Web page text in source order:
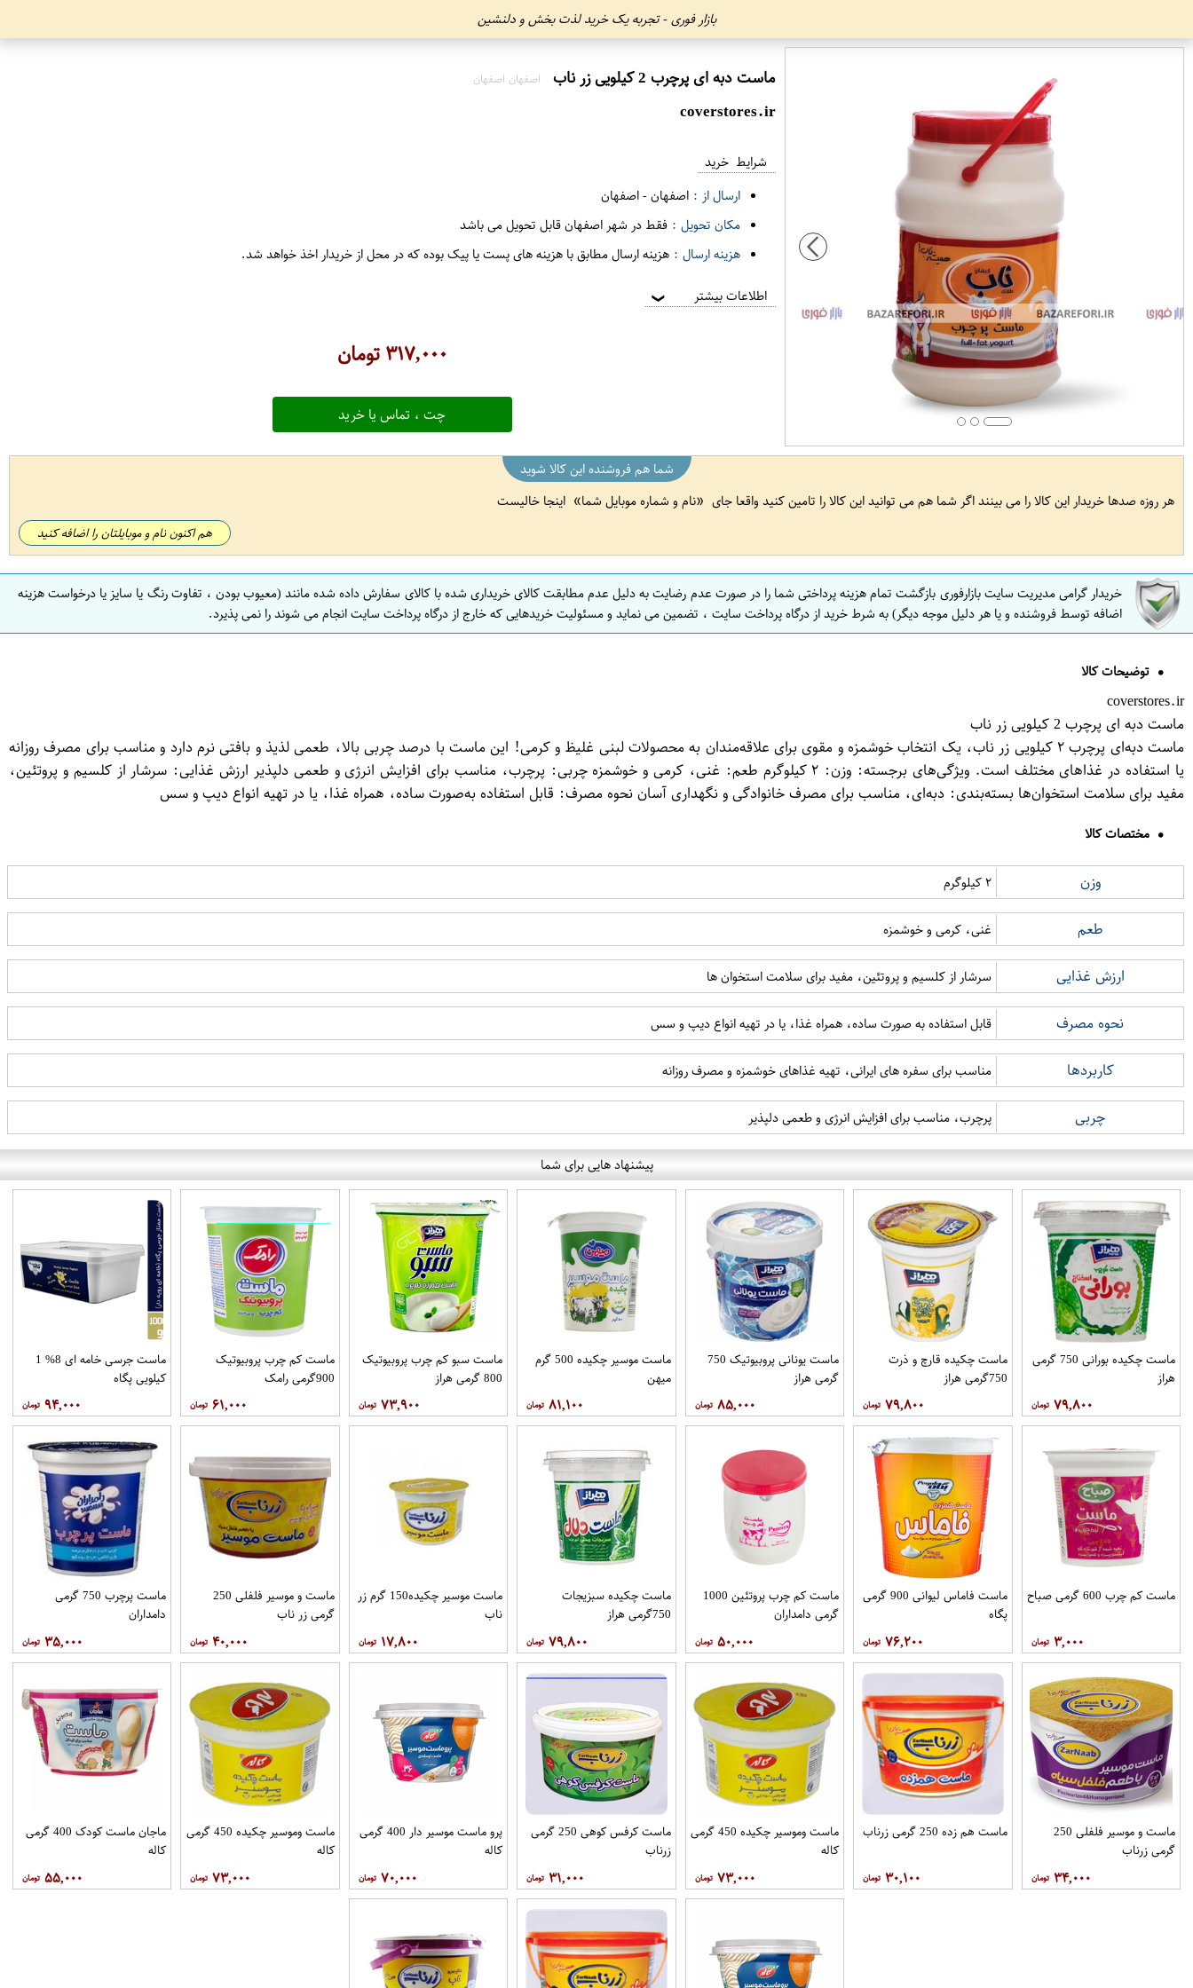
بازار فوری - تجربه یک خرید لذت بخش و دلنشین
ماست دبه ای پرچرب 2 کیلویی زر ناب اصفهان اصفهان
coverstores.ir
شرایط خرید
ارسال از : اصفهان-اصفهان
مکان تحویل : فقط در شهر اصفهان قابل تحویل می باشد
هزینه ارسال : هزینه ارسال مطابق با هزینه های پست یا پیک بوده که در محل از خریدار اخذ خواهد شد.
اطلاعات بیشتر ❯
۳۱۷,۰۰۰تومان
چت ، تماس یا خرید
شما هم فروشنده این کالا شوید
هر روزه صدها خریدار این کالا را می بینند اگر شما هم می توانید این کالا را تامین کنید واقعا جای
نام و شماره موبایل شما اینجا خالیست
هم اکنون نام و موبایلتان را اضافه کنید
خریدار گرامی مدیریت سایت بازارفوری بازگشت تمام هزینه پرداختی شما را در صورت عدم رضایت به دلیل عدم مطابقت کالای خریداری شده با کالای سفارش داده شده مانند (معیوب بودن ، تفاوت رنگ یا سایز یا درخواست هزینه
اضافه توسط فروشنده و یا هر دلیل موجه دیگر) به شرط خرید از درگاه پرداخت سایت ، تضمین می نماید و مسئولیت خریدهایی که خارج از درگاه پرداخت سایت انجام می شوند را نمی پذیرد.
توضیحات کالا
coverstores.ir
ماست دبه ای پرچرب 2 کیلویی زر ناب
ماست دبه‌ای پرچرب ۲ کیلویی زر ناب، یک انتخاب خوشمزه و مقوی برای علاقه‌مندان به محصولات لبنی غلیظ و کرمی! این ماست با درصد چربی بالا، طعمی لذیذ و بافتی نرم دارد و مناسب برای مصرف روزانه
یا استفاده در غذاهای مختلف است. ویژگی‌های برجسته: وزن: ۲ کیلوگرم طعم: غنی، کرمی و خوشمزه چربی: پرچرب، مناسب برای افزایش انرژی و طعمی دلپذیر ارزش غذایی: سرشار از کلسیم و پروتئین،
مفید برای سلامت استخوان‌ها بسته‌بندی: دبه‌ای، مناسب برای مصرف خانوادگی و نگهداری آسان نحوه مصرف: قابل استفاده به‌صورت ساده، همراه غذا، یا در تهیه انواع دیپ و سس
مختصات کالا
وزن ۲ کیلوگرم
طعم غنی، کرمی و خوشمزه
ارزش غذایی سرشار از کلسیم و پروتئین، مفید برای سلامت استخوان ها
نحوه مصرف قابل استفاده به صورت ساده، همراه غذا، یا در تهیه انواع دیپ و سس
کاربردها مناسب برای سفره های ایرانی، تهیه غذاهای خوشمزه و مصرف روزانه
چربی پرچرب، مناسب برای افزایش انرژی و طعمی دلپذیر
پیشنهاد هایی برای شما
ماست چکیده بورانی 750 گرمی
هراز
۷۹,۸۰۰
ماست چکیده قارچ و ذرت
750گرمی هراز
۷۹,۸۰۰
ماست یونانی پروبیوتیک 750
گرمی هراز
۸۵,۰۰۰
ماست موسیر چکیده 500 گرم
میهن
۸۱,۱۰۰
ماست سبو کم چرب پروبیوتیک
800 گرمی هراز
۷۳,۹۰۰
ماست کم چرب پروبیوتیک
900گرمی رامک
۶۱,۰۰۰
ماست جرسی خامه ای 8% 1
کیلویی پگاه
۹۴,۰۰۰
ماست کم چرب 600 گرمی صباح
۳,۰۰۰
ماست فاماس لیوانی 900 گرمی
پگاه
۷۶,۲۰۰
ماست کم چرب پروتئین 1000
گرمی دامداران
۵۰,۰۰۰
ماست چکیده سبزیجات
750گرمی هراز
۷۹,۸۰۰
ماست موسیر چکیده150 گرم زر
ناب
۱۷,۸۰۰
ماست و موسیر فلفلی 250
گرمی زر ناب
۴۰,۰۰۰
ماست پرچرب 750 گرمی
دامداران
۳۵,۰۰۰
ماست و موسیر فلفلی 250
گرمی زرناب
۳۴,۰۰۰
ماست هم زده 250 گرمی زرناب
۳۰,۱۰۰
ماست وموسیر چکیده 450 گرمی
کاله
۷۳,۰۰۰
ماست کرفس کوهی 250 گرمی
زرناب
۳۱,۰۰۰
پرو ماست موسیر دار 400 گرمی
کاله
۷۰,۰۰۰
ماست وموسیر چکیده 450 گرمی
کاله
۷۳,۰۰۰
ماجان ماست کودک 400 گرمی
کاله
۵۵,۰۰۰